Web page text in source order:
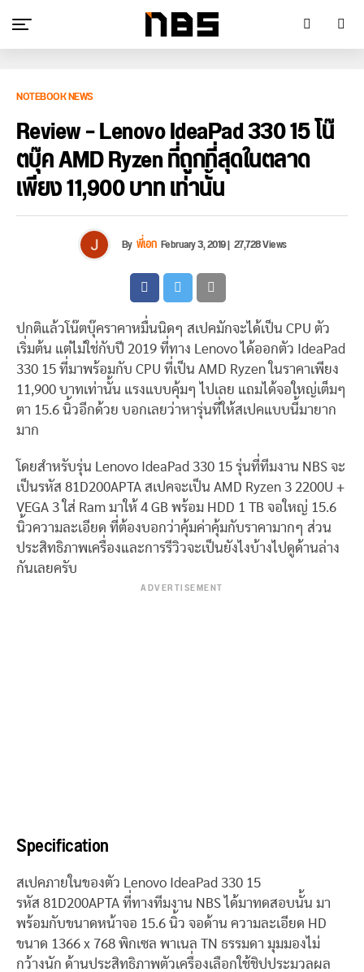
NOTEBOOK NEWS
Review – Lenovo IdeaPad 330 15 โน๊
ตบุ๊ค AMD Ryzen ที่ถูกที่สุดในตลาด
เพียง 11,900 บาท เท่านั้น
By พี่เอก February 3, 2019| 27,728 Views
ปกติแล้วโน๊ตบุ๊คราคาหมื่นนิดๆ สเปคมักจะได้เป็น CPU ตัว
เริ่มต้น แต่ไม่ใช่กับปี 2019 ที่ทาง Lenovo ได้ออกตัว IdeaPad
330 15 ที่มาพร้อมกับ CPU ที่เป็น AMD Ryzen ในราคาเพียง
11,900 บาทเท่านั้น แรงแบบคุ้มๆ ไปเลย แถมได้จอใหญ่เต็มๆ
ตา 15.6 นิ้วอีกด้วย บอกเลยว่าหารุ่นที่ให้สเปคแบบนี้มายาก
มาก
โดยสำหรับรุ่น Lenovo IdeaPad 330 15 รุ่นที่ทีมงาน NBS จะ
เป็นรหัส 81D200APTA สเปคจะเป็น AMD Ryzen 3 2200U +
VEGA 3 ใส่ Ram มาให้ 4 GB พร้อม HDD 1 TB จอใหญ่ 15.6
นิ้วความละเอียด ที่ต้องบอกว่าคุ้มค่าคุ้มกับราคามากๆ ส่วน
ประสิทธิภาพเครื่องและการรีวิวจะเป็นยังไงบ้างไปดูด้านล่าง
กันเลยครับ
ADVERTISEMENT
Specification
สเปคภายในของตัว Lenovo IdeaPad 330 15
รหัส 81D200APTA ที่ทางทีมงาน NBS ได้มาทดสอบนั้น มา
พร้อมกับขนาดหน้าจอ 15.6 นิ้ว จอด้าน ความละเอียด HD
ขนาด 1366 x 768 พิกเซล พาเนล TN ธรรมดา มุมมองไม่
กว้างนัก ด้านประสิทธิภาพตัวเครื่องเลือกใช้ชิปประมวลผล